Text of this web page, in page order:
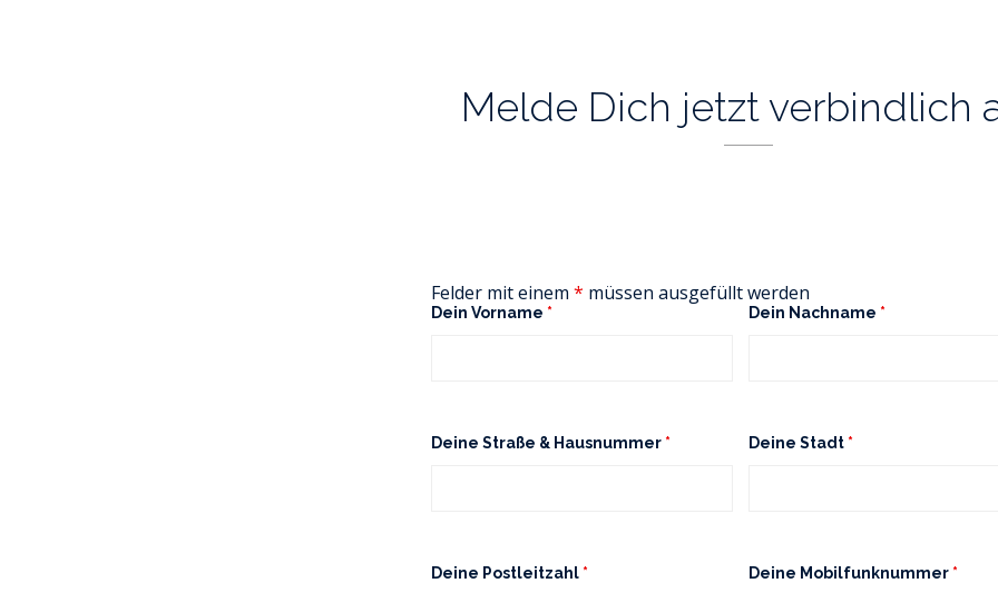
Melde Dich jetzt verbindlich
Felder mit einem * müssen ausgefüllt werden
Dein Vorname * Dein Nachname *
Deine Straße & Hausnummer * Deine Stadt *
Deine Postleitzahl * Deine Mobilfunknummer *